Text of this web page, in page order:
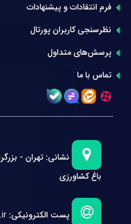
فرم انتقادات و پیشنهادات
نظرسنجی کاربران پورتال
پرسش‌های متداول
تماس با ما
نشانی: تهران -
باغ کشاورزی
پست الکترونیکی: